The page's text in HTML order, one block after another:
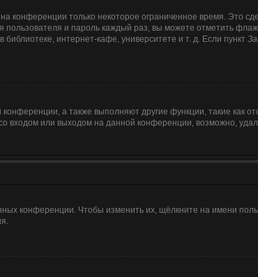
конференции только некоторое ограниченное время. Это
пользователя и пароль каждый раз, вы можете отметить
интернет-кафе, университете и т. д. Если пункт
а также выполняют другие функции, такие как
входом или выходом на данной конференции, возможно,
конференции. Чтобы изменить их, щёлкните на имени